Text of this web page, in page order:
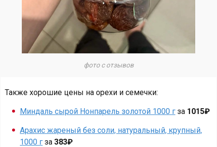
фото с отзывов
Также хорошие цены на орехи и семечки:
Миндаль сырой Нонпарель золотой 1000 г за 1015₽
Арахис жареный без соли, натуральный, крупный,
1000 г за 383₽